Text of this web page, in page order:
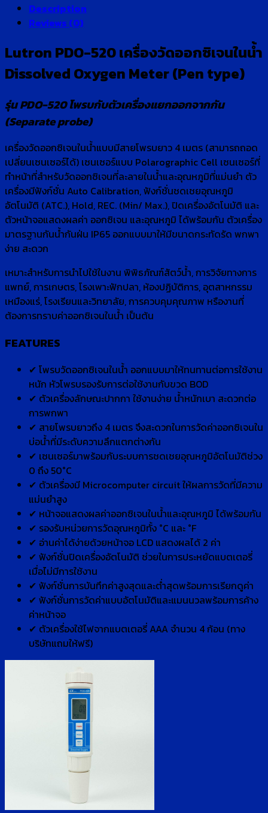
Description
Reviews (0)
Lutron PDO-520 เครื่องวัดออกซิเจนในน้ำ
Dissolved Oxygen Meter (Pen type)
รุ่น PDO-520 โพรบกับตัวเครื่องแยกออกจากกัน
(Separate probe)
เครื่องวัดออกซิเจนในน้ำแบบมีสายโพรบยาว 4 เมตร (สามารถถอด
เปลี่ยนเซนเซอร์ได้) เซนเซอร์แบบ Polarographic Cell เซนเซอร์ที่
ทำหน้าที่สำหรับวัดออกซิเจนที่ละลายในน้ำและอุณหภูมิที่แม่นยำ ตัว
เครื่องมีฟังก์ชั่น Auto Calibration, ฟังก์ชั่นชดเชยอุณหภูมิ
อัตโนมัติ (ATC.), Hold, REC. (Min/ Max.), ปิดเครื่องอัตโนมัติ และ
ตัวหน้าจอแสดงผลค่า ออกซิเจน และอุณหภูมิ ได้พร้อมกัน ตัวเครื่อง
มาตรฐานกันน้ำกันฝ่น IP65 ออกแบบมาให้มีขนาดกระทัดรัด พกพา
ง่าย สะดวก
เหมาะสำหรับการนำไปใช้ในงาน พิพิธภัณฑ์สัตว์น้ำ, การวิจัยทางการ
แพทย์, การเกษตร, โรงเพาะฟักปลา, ห้องปฏิบัติการ, อุตสาหกรรม
เหมืองแร่, โรงเรียนและวิทยาลัย, การควบคุมคุณภาพ หรืองานที่
ต้องการทราบค่าออกซิเจนในน้ำ เป็นต้น
FEATURES
✔ โพรบวัดออกซิเจนในน้ำ ออกแบบมาให้ทนทานต่อการใช้งาน
หนัก หัวโพรบรองรับการต่อใช้งานกับขวด BOD
✔ ตัวเครื่องลักษณะปากกา ใช้งานง่าย น้ำหนักเบา สะดวกต่อ
การพกพา
✔ สายโพรบยาวถึง 4 เมตร จึงสะดวกในการวัดค่าออกซิเจนใน
บ่อน้ำที่มีระดับความลึกแตกต่างกัน
✔ เซนเซอร์มาพร้อมกับระบบการชดเชยอุณหภูมิอัตโนมัติช่วง
0 ถึง 50°C
✔ ตัวเครื่องมี Microcomputer circuit ให้ผลการวัดที่มีความ
แม่นยำสูง
✔ หน้าจอแสดงผลค่าออกซิเจนในน้ำและอุณหภูมิ ได้พร้อมกัน
✔ รองรับหน่วยการวัดอุณหภูมิทั้ง °C และ °F
✔ อ่านค่าได้ง่ายด้วยหน้าจอ LCD แสดงผลได้ 2 ค่า
✔ ฟังก์ชั่นปิดเครื่องอัตโนมัติ ช่วยในการประหยัดแบตเตอรี่
เมื่อไม่มีการใช้งาน
✔ ฟังก์ชั่นการบันทึกค่าสูงสุดและต่ำสุดพร้อมการเรียกดูค่า
✔ ฟังก์ชั่นการวัดค่าแบบอัตโนมัติและแมนนวลพร้อมการค้าง
ค่าหน้าจอ
✔ ตัวเครื่องใช้ไฟจากแบตเตอรี่ AAA จำนวน 4 ก้อน (ทาง
บริษัทแถมให้ฟรี)